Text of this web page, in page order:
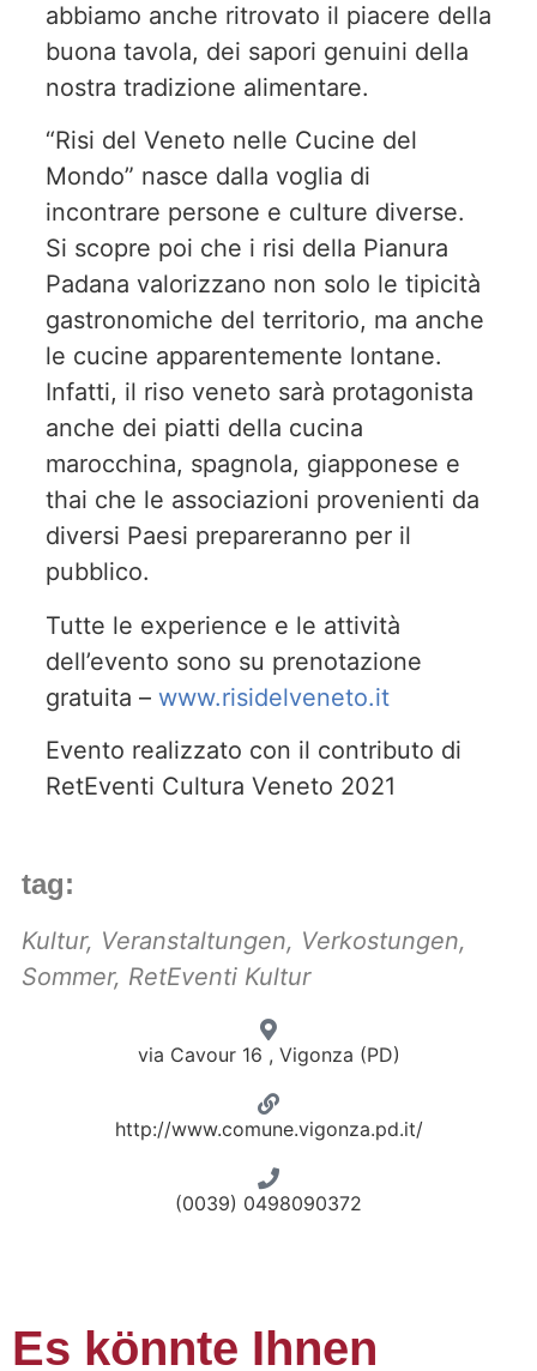
abbiamo anche ritrovato il piacere della
buona tavola, dei sapori genuini della
nostra tradizione alimentare.
“Risi del Veneto nelle Cucine del
Mondo” nasce dalla voglia di
incontrare persone e culture diverse.
Si scopre poi che i risi della Pianura
Padana valorizzano non solo le tipicità
gastronomiche del territorio, ma anche
le cucine apparentemente lontane.
Infatti, il riso veneto sarà protagonista
anche dei piatti della cucina
marocchina, spagnola, giapponese e
thai che le associazioni provenienti da
diversi Paesi prepareranno per il
pubblico.
Tutte le experience e le attività
dell’evento sono su prenotazione
gratuita – www.risidelveneto.it
Evento realizzato con il contributo di
RetEventi Cultura Veneto 2021
tag:
Kultur, Veranstaltungen, Verkostungen,
Sommer, RetEventi Kultur
via Cavour 16 , Vigonza (PD)
http://www.comune.vigonza.pd.it/
(0039) 0498090372
Es könnte Ihnen